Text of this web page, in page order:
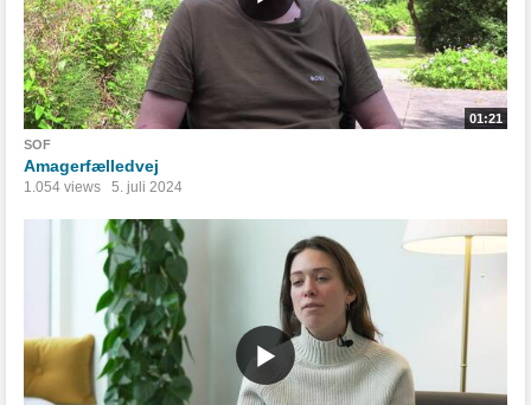
01:21
SOF
Amagerfælledvej
1.054 views 5. juli 2024